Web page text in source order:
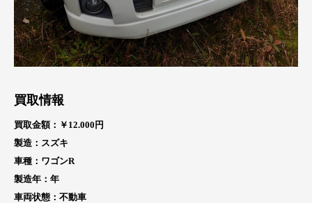
買取情報
買取金額：￥12.000円
製造：スズキ
車種：ワゴンR
製造年： 年
車両状態：不動車